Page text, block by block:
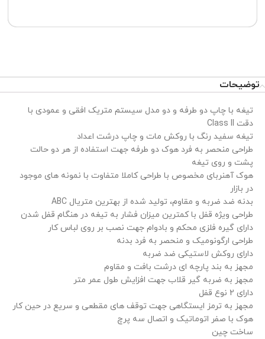
توضیحات
تیغه با چاپ دو طرفه و دو مدل سیستم متریک افقی و عمودی با
دقت Class II
تیغه سفید رنگ با روکش مات و چاپ درشت اعداد
طراحی منحصر به فرد هوک دو طرفه جهت استفاده از هر دو حالت
پشت و روی تیغه
هوک آهنربای مخصوص با طراحی کاملا متفاوت با نمونه های موجود
در بازار
بدنه ضد ضربه و مقاوم، تولید شده از بهترین متریال ABC
طراحی ویژه قفل با کمترین میزان فشار به تیغه در هنگام قفل شدن
دارای گیره فلزی محکم و بادوام جهت نصب بر روی لباس کار
طراحی ارگونومیک و منحصر به فرد بدنه
دارای روکش لاستیکی ضد ضربه
مجهز به بند پارچه ای درشت بافت و مقاوم
مجهز به ضربه گیر قلاب جهت افزایش طول عمر متر
دارای 2 نوع قفل
مجهز به ترمز ایستگاهی جهت توقف های مقطعی و سریع در حین کار
هوک با صفر اتوماتیک و اتصال سه پرچ
ساخت چین